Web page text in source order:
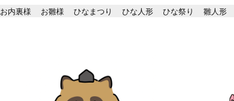
お内裏様 お雛様 ひなまつり ひな人形 ひな祭り 雛人形